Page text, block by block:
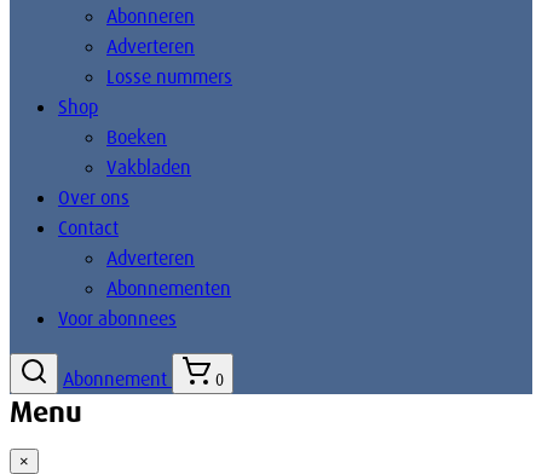
Abonneren
Adverteren
Losse nummers
Shop
Boeken
Vakbladen
Over ons
Contact
Adverteren
Abonnementen
Voor abonnees
Abonnement 0
Menu
×